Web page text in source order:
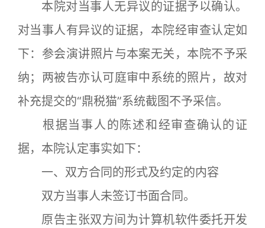
本院对当事人无异议的证据予以确认。
对当事人有异议的证据，本院经审查认定如
下：参会演讲照片与本案无关，本院不予采
纳；两被告亦认可庭审中系统的照片，故对
补充提交的“鼎税猫”系统截图不予采信。
根据当事人的陈述和经审查确认的证
据，本院认定事实如下：
一、双方合同的形式及约定的内容
双方当事人未签订书面合同。
原告主张双方间为计算机软件委托开发